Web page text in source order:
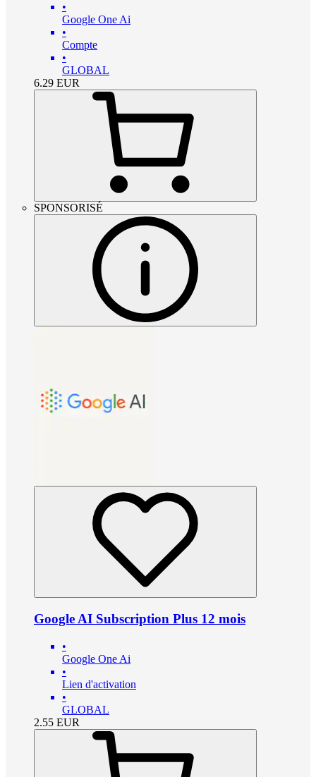
•
Google One Ai
•
Compte
•
GLOBAL
6.29 EUR
SPONSORISÉ
Google AI Subscription Plus 12 mois
•
Google One Ai
•
Lien d'activation
•
GLOBAL
2.55 EUR